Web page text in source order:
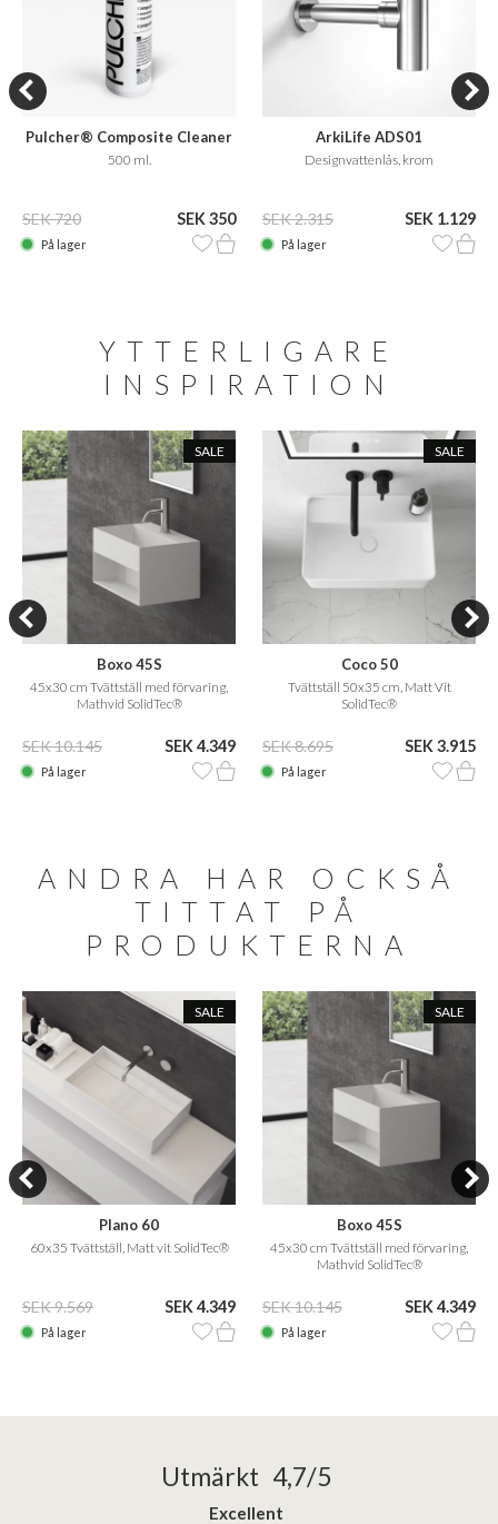
Pulcher® Composite Cleaner
Care
500 ml.
SEK 720 SEK 350
På lager
ArkiLife ADS01
Designvattenlås, krom
SEK 2.315 SEK 1.129
På lager
YTTERLIGARE
INSPIRATION
SALE
Boxo 45S
45x30 cm Tvättställ med förvaring,
Mathvid SolidTec®
SEK 10.145 SEK 4.349
På lager
SALE
Coco 50
Tvättställ 50x35 cm, Matt Vit
SolidTec®
SEK 8.695 SEK 3.915
På lager
ANDRA HAR OCKSÅ
TITTAT PÅ
PRODUKTERNA
SALE
Plano 60
60x35 Tvättställ, Matt vit SolidTec®
SEK 9.569 SEK 4.349
På lager
SALE
Boxo 45S
45x30 cm Tvättställ med förvaring,
Mathvid SolidTec®
SEK 10.145 SEK 4.349
På lager
Utmärkt 4,7/5
Excellent